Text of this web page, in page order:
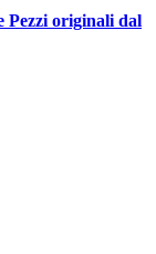
Pezzi originali dal